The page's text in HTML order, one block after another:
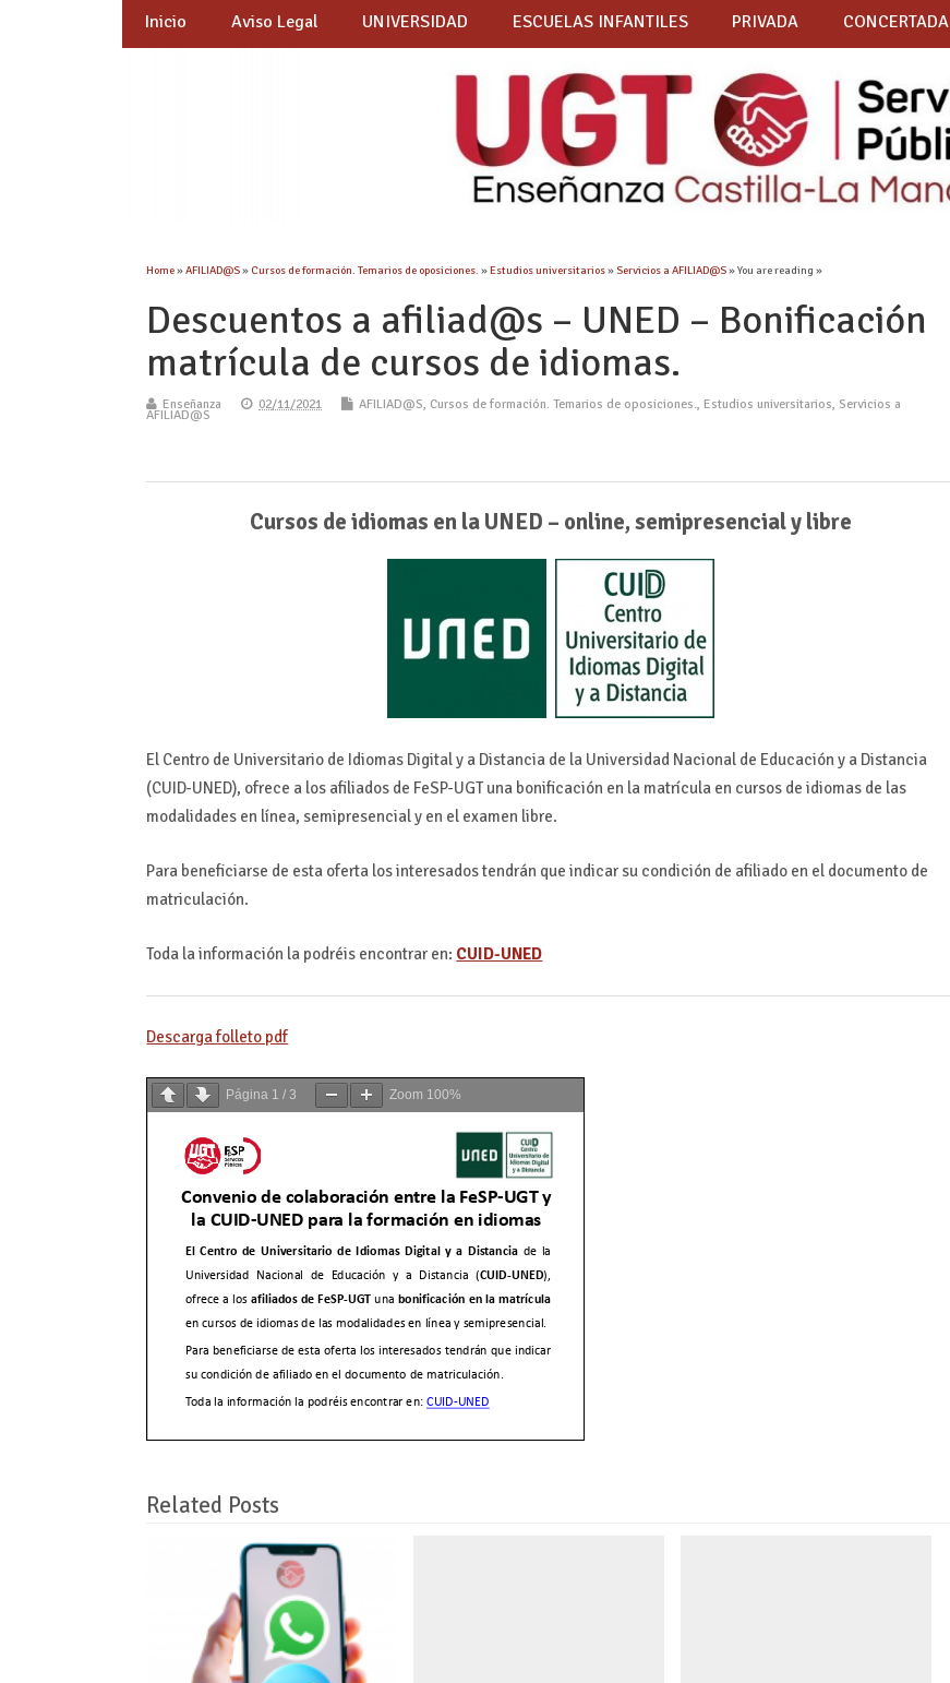
Inicio Aviso Legal UNIVERSIDAD ESCUELAS INFANTILES PRIVADA CONCERTADA
Home»AFILIAD@S» Cursos de formación. Temarios de oposiciones. »Estudios universitarios»Servicios a AFILIAD@S» You are reading »
Descuentos a afiliad@s – UNED – Bonificación
matrícula de cursos de idiomas.
Enseñanza 02/11/2021 AFILIAD@S, Cursos de formación. Temarios de oposiciones., Estudios universitarios, Servicios a
AFILIAD@S
Cursos de idiomas en la UNED – online, semipresencial y libre
El Centro de Universitario de Idiomas Digital y a Distancia de la Universidad Nacional de Educación y a Distancia
(CUID-UNED), ofrece a los afiliados de FeSP-UGT una bonificación en la matrícula en cursos de idiomas de las
modalidades en línea, semipresencial y en el examen libre.
Para beneficiarse de esta oferta los interesados tendrán que indicar su condición de afiliado en el documento de
matriculación.
Toda la información la podréis encontrar en: CUID-UNED
Descarga folleto pdf
Página 1 /3 Zoom 100%
Related Posts